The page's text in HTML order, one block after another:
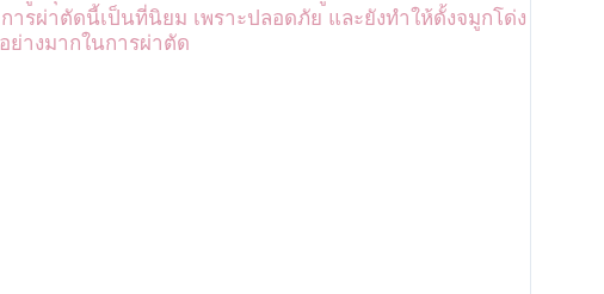
รผ่าตัดนี้เป็นที่นิยม เพราะปลอดภัย และยังทำให้ดั้งจมูกโด่ง
างมากในการผ่าตัด